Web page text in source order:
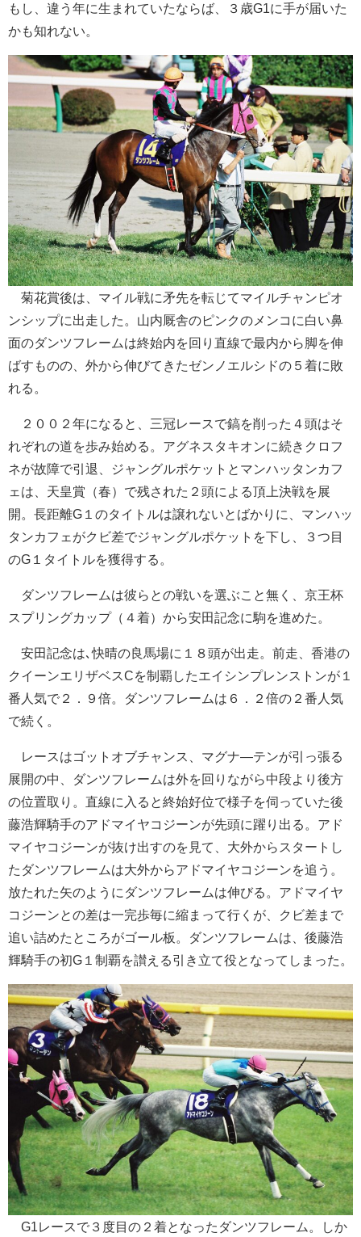
もし、違う年に生まれていたならば、３歳G1に手が届いた
かも知れない。
菊花賞後は、マイル戦に矛先を転じてマイルチャンピオ
ンシップに出走した。山内厩舎のピンクのメンコに白い鼻
面のダンツフレームは終始内を回り直線で最内から脚を伸
ばすものの、外から伸びてきたゼンノエルシドの５着に敗
れる。
２００２年になると、三冠レースで鎬を削った４頭はそ
れぞれの道を歩み始める。アグネスタキオンに続きクロフ
ネが故障で引退、ジャングルポケットとマンハッタンカフ
ェは、天皇賞（春）で残された２頭による頂上決戦を展
開。長距離G１のタイトルは譲れないとばかりに、マンハッ
タンカフェがクビ差でジャングルポケットを下し、３つ目
のG１タイトルを獲得する。
ダンツフレームは彼らとの戦いを選ぶこと無く、京王杯
スプリングカップ（４着）から安田記念に駒を進めた。
安田記念は､快晴の良馬場に１８頭が出走。前走、香港の
クイーンエリザベスCを制覇したエイシンプレンストンが１
番人気で２．９倍。ダンツフレームは６．２倍の２番人気
で続く。
レースはゴットオブチャンス、マグナ―テンが引っ張る
展開の中、ダンツフレームは外を回りながら中段より後方
の位置取り。直線に入ると終始好位で様子を伺っていた後
藤浩輝騎手のアドマイヤコジーンが先頭に躍り出る。アド
マイヤコジーンが抜け出すのを見て、大外からスタートし
たダンツフレームは大外からアドマイヤコジーンを追う。
放たれた矢のようにダンツフレームは伸びる。アドマイヤ
コジーンとの差は一完歩毎に縮まって行くが、クビ差まで
追い詰めたところがゴール板。ダンツフレームは、後藤浩
輝騎手の初G１制覇を讃える引き立て役となってしまった。
G1レースで３度目の２着となったダンツフレーム。しか